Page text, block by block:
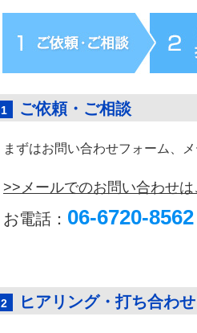
1 ご依頼・ご相談
まずはお問い合わせフォーム、
>>メールでのお問い合わせは
お電話： 06-6720-8562
2 ヒアリング・打ち合わせ